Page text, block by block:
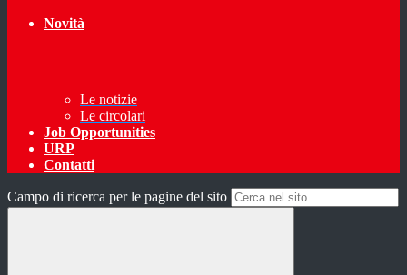
Novità
Le notizie
Le circolari
Job Opportunities
URP
Contatti
Campo di ricerca per le pagine del sito